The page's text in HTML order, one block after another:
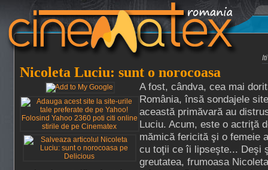
Nicoleta Luciu: sunt o norocoasa
A fost, cândva, cea mai
România, însă sondajele
această primăvară au
Luciu. Acum, este o actriţă
mămică fericită şi o femeie
cu toţii ce îi lipseşte... Deşi
greutatea, frumoasa